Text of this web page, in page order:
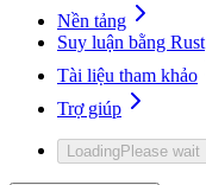
Nền tảng
Suy luận bằng Rust
Tài liệu tham khảo
Trợ giúp
LoadingPlease wait